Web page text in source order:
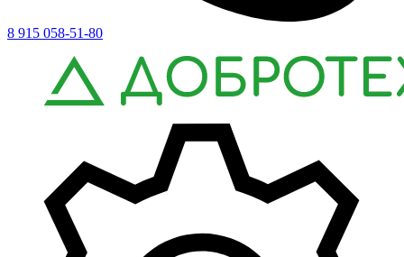
8 915 058-51-80